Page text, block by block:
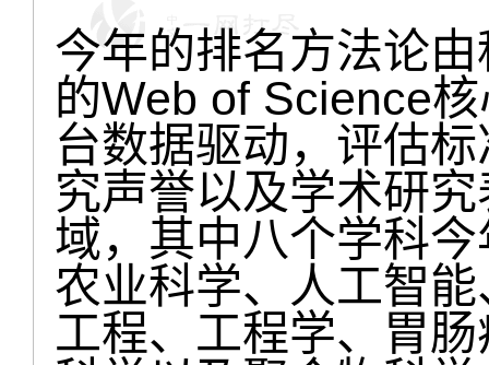
今年的排名方法论
的Web of Science
台数据驱动，评估
究声誉以及学术研
域，其中八个学科
农业科学、人工智
工程、工程学、胃